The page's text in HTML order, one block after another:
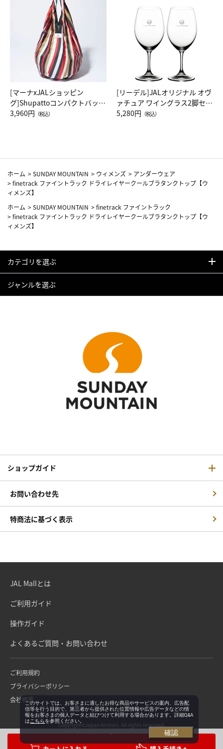
[マーナxJALショッピン
グ]Shupattoコンパクトバッグ
Drop JAL客室乗務員（LC）ス
3,960円 （税込）
[リーデル]JALオリジナル オヴ
ァチュア ワイングラス2脚セッ
ト（レッドワイン）
5,280円 （税込）
ホーム >SUNDAY MOUNTAIN > ウィメンズ > アンダーウェア
>finetrack ファイントラック ドライレイヤークールブラタンクトップ【ウ
ィメンズ】
ホーム >SUNDAY MOUNTAIN >finetrack ファイントラック
>finetrack ファイントラック ドライレイヤークールブラタンクトップ【ウ
ィメンズ】
カテゴリを選ぶ
ジャンルを選ぶ
ショップガイド
お問い合わせ先
特商法に基づく表示
JAL Mallとは
ご利用ガイド
操作ガイド
よくあるご質問・お問い合わせ
ご利用規約
プライバシーポリシー
会社概要
Copyright©Japan Airlines. All rights reserved.
このサイトでは、お客さまに適したお得な商品やサービスの案内、広告配
信等を行う目的で、第三者から提供された位置情報や広告データなどの情
報をお客さまの個人データと結びつけて利用する場合があります。詳細Q&A
は こちらを参照ください。
確認